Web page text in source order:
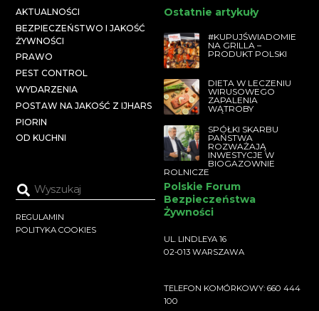
AKTUALNOŚCI
BEZPIECZEŃSTWO I JAKOŚĆ
ŻYWNOŚCI
PRAWO
PEST CONTROL
WYDARZENIA
POSTAW NA JAKOŚĆ Z IJHARS
PIORIN
OD KUCHNI
Ostatnie artykuły
#KUPUJŚWIADOMIE
NA GRILLA –
PRODUKT POLSKI
DIETA W LECZENIU
WIRUSOWEGO
ZAPALENIA
WĄTROBY
SPÓŁKI SKARBU
PAŃSTWA
ROZWAŻAJĄ
INWESTYCJE W
BIOGAZOWNIE
ROLNICZE
REGULAMIN
POLITYKA COOKIES
Polskie Forum
Bezpieczeństwa
Żywności
UL. LINDLEYA 16
02-013 WARSZAWA
TELEFON KOMÓRKOWY: 660 444
100